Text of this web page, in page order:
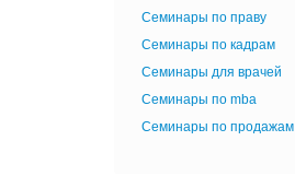
Семинары по праву
Семинары по кадрам
Семинары для врачей
Семинары по mba
Семинары по продажам